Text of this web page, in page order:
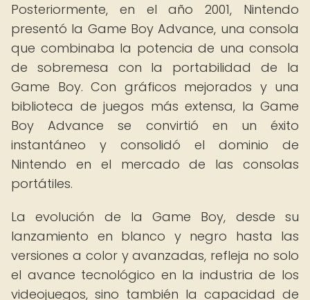
Posteriormente, en el año 2001, Nintendo
presentó la Game Boy Advance, una consola
que combinaba la potencia de una consola
de sobremesa con la portabilidad de la
Game Boy. Con gráficos mejorados y una
biblioteca de juegos más extensa, la Game
Boy Advance se convirtió en un éxito
instantáneo y consolidó el dominio de
Nintendo en el mercado de las consolas
portátiles.
La evolución de la Game Boy, desde su
lanzamiento en blanco y negro hasta las
versiones a color y avanzadas, refleja no solo
el avance tecnológico en la industria de los
videojuegos, sino también la capacidad de